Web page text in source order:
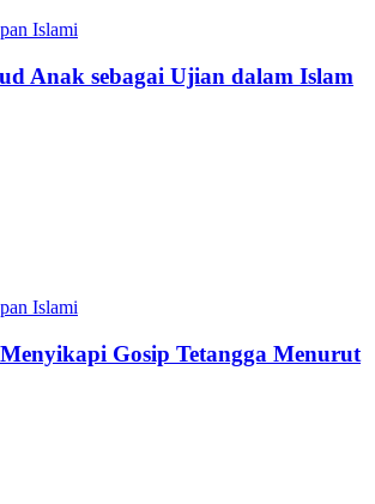
Islami
Anak sebagai Ujian dalam Islam
Islami
Gosip Tetangga Menurut